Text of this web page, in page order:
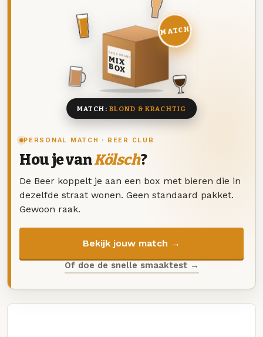
PERSONAL MATCH · BEER CLUB
Hou je vanKölsch?
De Beer koppelt je aan een box met bieren die in
dezelfde straat wonen. Geen standaard pakket.
Gewoon raak.
Bekijk jouw match →
Of doe de snelle smaaktest →
DEZE MAAND
MIX
BOX
8 BIEREN
MATCH
MATCH: BLOND & KRACHTIG